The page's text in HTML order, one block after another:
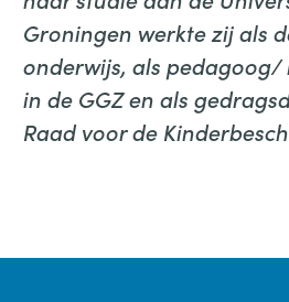
Groningen werkte zij als
onderwijs, als
in de GGZ en als
Raad voor de